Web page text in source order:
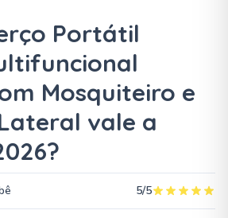
Portátil
Mosquiteiro e
vale a
5/5